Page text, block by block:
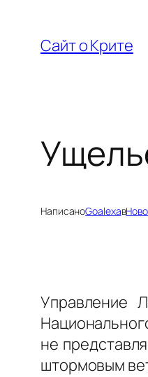
содержимому
Сайт о Крите
НаписаноGoalexaв
Управление
не
штормовым